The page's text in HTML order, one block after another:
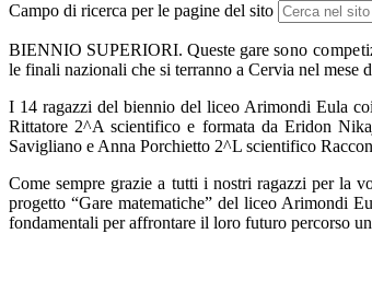
Campo di ricerca per le pagine del sito
BIENNIO SUPERIORI. Queste garesono
le finali nazionali che si terranno a Cervia nel mese
I 14 ragazzi del biennio del liceo Arimondi Eula
Rittatore 2^A scientifico e formata da Eridon
Savigliano e Anna Porchietto 2^L scientifico
Come sempre grazie a tutti i nostri ragazzi per la
progetto “Gare matematiche” del liceo Arimondi
fondamentali per affrontare il loro futuro percorso